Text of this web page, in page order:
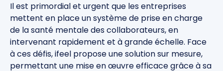
Il est primordial et urgent que les entreprises
mettent en place un système de prise en charge
de la santé mentale des collaborateurs, en
intervenant rapidement et à grande échelle. Face
à ces défis, ifeel propose une solution sur mesure,
permettant une mise en œuvre efficace grâce à sa